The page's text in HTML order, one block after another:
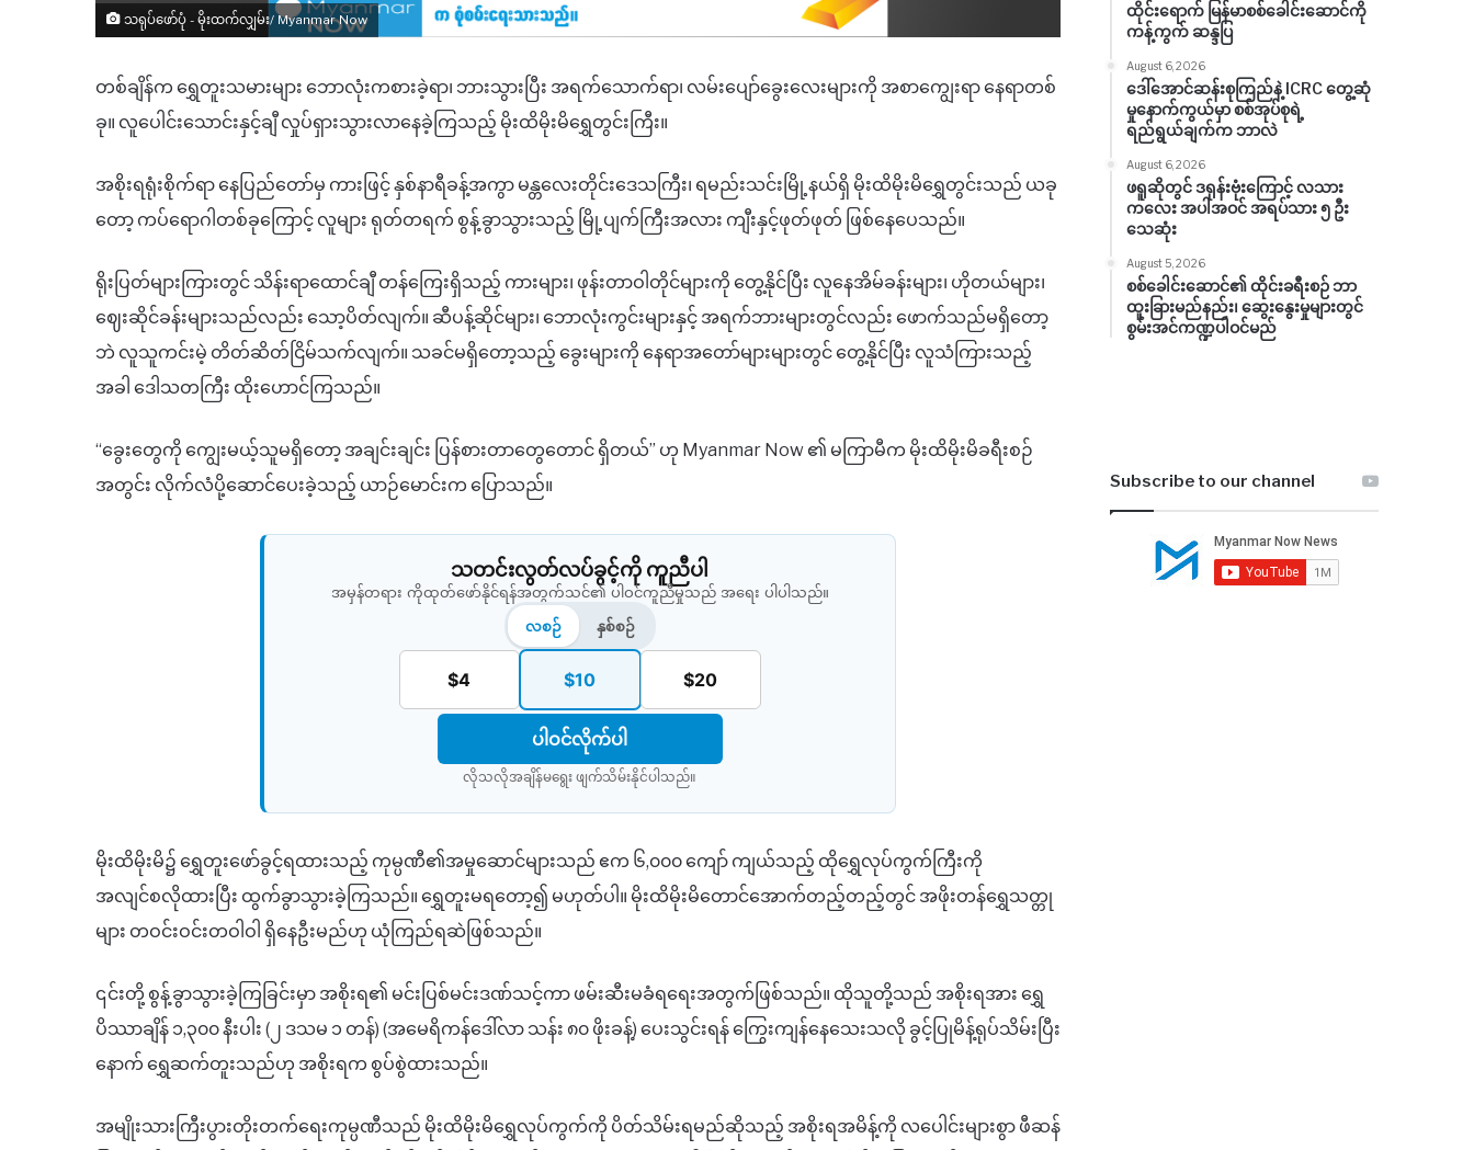
သရုပ်ဖော်ပုံ - မိုးထက်လျှမ်း/ Myanmar Now
တစ်ချိန်က ရွှေတူးသမားများ ဘောလုံးကစားခဲ့ရာ၊ ဘားသွားပြီး အရက်သောက်ရာ၊ လမ်းပျော်ခွေးလေးများကို အစာကျွေးရာ နေရာတစ်
ခု။ လူပေါင်းသောင်းနှင့်ချီ လှုပ်ရှားသွားလာနေခဲ့ကြသည့် မိုးထိမိုးမိရွှေတွင်းကြီး။
အစိုးရရုံးစိုက်ရာ နေပြည်တော်မှ ကားဖြင့် နှစ်နာရီခန့်အကွာ မန္တလေးတိုင်းဒေသကြီး၊ ရမည်းသင်းမြို့နယ်ရှိ မိုးထိမိုးမိရွှေတွင်းသည် ယခု
တော့ ကပ်ရောဂါတစ်ခုကြောင့် လူများ ရုတ်တရက် စွန့်ခွာသွားသည့် မြို့ပျက်ကြီးအလား ကျီးနှင့်ဖုတ်ဖုတ် ဖြစ်နေပေသည်။
ရိုးပြတ်များကြားတွင် သိန်းရာထောင်ချီ တန်ကြေးရှိသည့် ကားများ၊ ဖုန်းတာဝါတိုင်များကို တွေ့နိုင်ပြီး လူနေအိမ်ခန်းများ၊ ဟိုတယ်များ၊
ဈေးဆိုင်ခန်းများသည်လည်း သော့ပိတ်လျက်။ ဆီပန့်ဆိုင်များ၊ ဘောလုံးကွင်းများနှင့် အရက်ဘားများတွင်လည်း ဖောက်သည်မရှိတော့
ဘဲ လူသူကင်းမဲ့ တိတ်ဆိတ်ငြိမ်သက်လျက်။ သခင်မရှိတော့သည့် ခွေးများကို နေရာအတော်များများတွင် တွေ့နိုင်ပြီး လူသံကြားသည့်
အခါ ဒေါသတကြီး ထိုးဟောင်ကြသည်။
“ခွေးတွေကို ကျွေးမယ့်သူမရှိတော့ အချင်းချင်း ပြန်စားတာတွေတောင် ရှိတယ်” ဟု Myanmar Now ၏ မကြာမီက မိုးထိမိုးမိခရီးစဉ်
အတွင်း လိုက်လံပို့ဆောင်ပေးခဲ့သည့် ယာဉ်မောင်းက ပြောသည်။
သတင်းလွတ်လပ်ခွင့်ကို ကူညီပါ
အမှန်တရား ကိုထုတ်ဖော်နိုင်ရန်အတွက်သင်၏ ပါဝင်ကူညီမှုသည် အရေး ပါပါသည်။
လစဉ်
နှစ်စဉ်
$4 $10 $20
ပါဝင်လိုက်ပါ
လိုသလိုအချိန်မရွေး ဖျက်သိမ်းနိုင်ပါသည်။​
မိုးထိမိုးမိ၌ ရွှေတူးဖော်ခွင့်ရထားသည့် ကုမ္ပဏီ၏အမှုဆောင်များသည် ဧက ၆,၀၀၀ ကျော် ကျယ်သည့် ထိုရွှေလုပ်ကွက်ကြီးကို
အလျင်စလိုထားပြီး ထွက်ခွာသွားခဲ့ကြသည်။ ရွှေတူးမရတော့၍ မဟုတ်ပါ။ မိုးထိမိုးမိတောင်အောက်တည့်တည့်တွင် အဖိုးတန်ရွှေသတ္တု
များ တဝင်းဝင်းတဝါဝါ ရှိနေဦးမည်ဟု ယုံကြည်ရဆဲဖြစ်သည်။
၎င်းတို့ စွန့်ခွာသွားခဲ့ကြခြင်းမှာ အစိုးရ၏ မင်းပြစ်မင်းဒဏ်သင့်ကာ ဖမ်းဆီးမခံရရေးအတွက်ဖြစ်သည်။ ထိုသူတို့သည် အစိုးရအား ရွှေ
ပိဿာချိန် ၁,၃၀၀ နီးပါး (၂ ဒသမ ၁ တန်) (အမေရိကန်ဒေါ်လာ သန်း ၈၀ ဖိုးခန့်) ပေးသွင်းရန် ကြွေးကျန်နေသေးသလို ခွင့်ပြုမိန့်ရုပ်သိမ်းပြီး
နောက် ရွှေဆက်တူးသည်ဟု အစိုးရက စွပ်စွဲထားသည်။
အမျိုးသားကြီးပွားတိုးတက်ရေးကုမ္ပဏီသည် မိုးထိမိုးမိရွှေလုပ်ကွက်ကို ပိတ်သိမ်းရမည်ဆိုသည့် အစိုးရအမိန့်ကို လပေါင်းများစွာ ဖီဆန်
ထိုင်းရောက် မြန်မာစစ်ခေါင်းဆောင်ကို
ကန့်ကွက် ဆန္ဒပြ
August 6, 2026
ဒေါ်အောင်ဆန်းစုကြည်နဲ့ ICRC တွေ့ဆုံ
မှုနောက်ကွယ်မှာ စစ်အုပ်စုရဲ့
ရည်ရွယ်ချက်က ဘာလဲ
August 6, 2026
ဖရူဆိုတွင် ဒရုန်းဗုံးကြောင့် လသား
ကလေး အပါအဝင် အရပ်သား ၅ ဦး
သေဆုံး
August 5, 2026
စစ်ခေါင်းဆောင်၏ ထိုင်းခရီးစဉ် ဘာ
ထူးခြားမည်နည်း၊ ဆွေးနွေးမှုများတွင်
စွမ်းအင်ကဏ္ဍပါဝင်မည်
Subscribe to our channel